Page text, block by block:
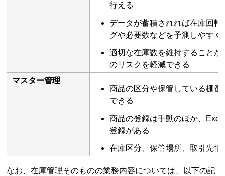
行える
データが蓄積されれば在庫回
グや必要数などを予測しやすく
適切な在庫数を維持すること
のリスクを軽減できる
マスター管理
商品の区分や保管している棚
できる
商品の登録は手動のほか、
登録がある
在庫区分、保管場所、取引先
なお、在庫管理そのものの業務内容については、以下の記